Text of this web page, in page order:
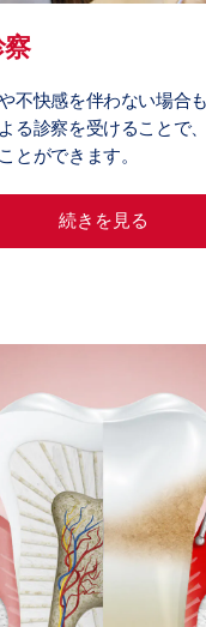
不快感を伴わない場合
る診察を受けることで
とができます。
続きを見る